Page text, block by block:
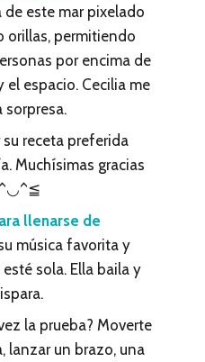
de este mar pixelado
orillas, permitiendo
por encima de
espacio. Cecilia me
sorpresa.
su receta preferida
Muchísimas gracias
llenarse de
música favorita y
sola. Ella baila y
la prueba? Moverte
lanzar un brazo, una